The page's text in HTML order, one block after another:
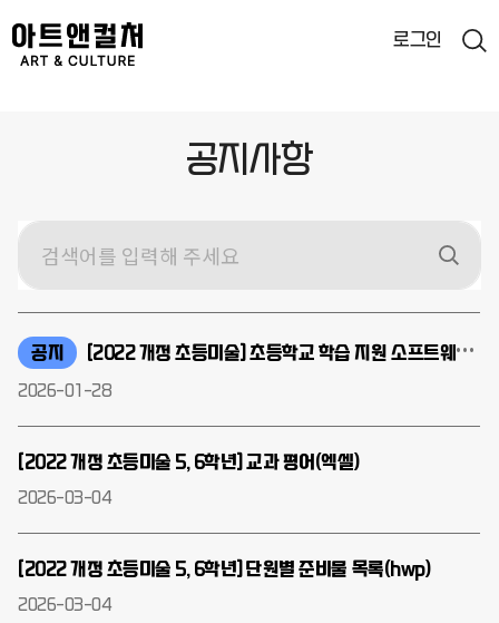
로그인
공지사항
공지 [2022 개정 초등미술] 초등학교 학습 지원 소프트웨어 학급운영위원회 심의 양식 안내
2026-01-28
[2022 개정 초등미술 5, 6학년] 교과 평어(엑셀)
2026-03-04
[2022 개정 초등미술 5, 6학년] 단원별 준비물 목록(hwp)
2026-03-04